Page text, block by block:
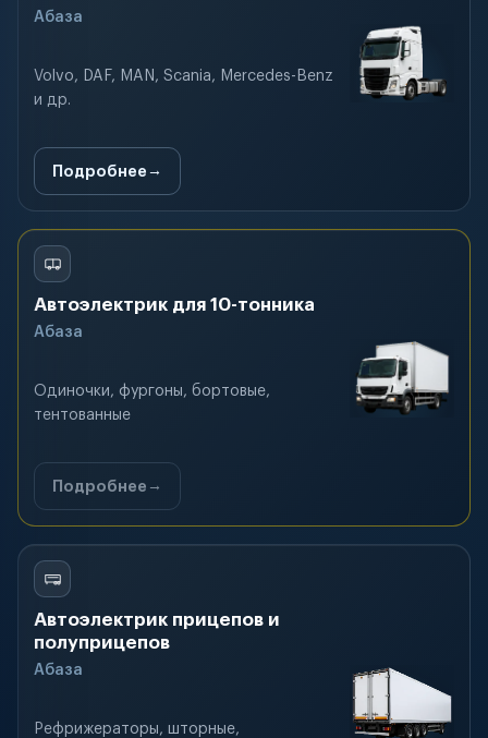
Абаза
Volvo, DAF, MAN, Scania, Mercedes-Benz
и др.
Подробнее
Автоэлектрик для 10-тонника
Абаза
Одиночки, фургоны, бортовые,
тентованные
Подробнее
Автоэлектрик прицепов и
полуприцепов
Абаза
Рефрижераторы, шторные,